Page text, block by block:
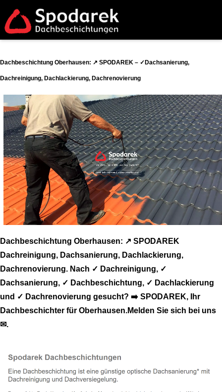
Dachbeschichtung Oberhausen: ↗️ SPODAREK – ✓Dachsanierung,
Dachreinigung, Dachlackierung, Dachrenovierung
Dachbeschichtung Oberhausen: ↗️ SPODAREK
Dachreinigung, Dachsanierung, Dachlackierung,
Dachrenovierung. Nach ✓ Dachreinigung, ✓
Dachsanierung, ✓ Dachbeschichtung, ✓ Dachlackierung
und ✓ Dachrenovierung gesucht? ➡️ SPODAREK, Ihr
Dachbeschichter für Oberhausen.Melden Sie sich bei uns
✉.